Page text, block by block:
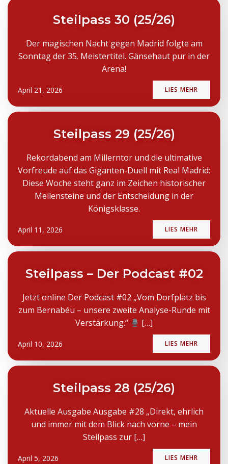
Steilpass 30 (25/26)
Der magischen Nacht gegen Madrid folgte am
Sonntag der 35. Meistertitel. Gänsehaut pur in der
Arena!
April 21, 2026 LIES MEHR
Steilpass 29 (25/26)
Rekordabend am Millerntor und die ultimative
Vorfreude auf das Giganten-Duell mit Real Madrid:
Diese Woche steht ganz im Zeichen historischer
Meilensteine und der Entscheidung in der
Königsklasse.
April 11, 2026 LIES MEHR
Steilpass – Der Podcast #02
Jetzt online Der Podcast #02 „Vom Dorfplatz bis
zum Bernabéu – unsere zweite Analyse-Runde mit
Verstärkung.“
[…]
April 10, 2026 LIES MEHR
Steilpass 28 (25/26)
Aktuelle Ausgabe Ausgabe #28 „Direkt, ehrlich
und immer mit dem Blick nach vorne – mein
Steilpass zur […]
April 5, 2026 LIES MEHR